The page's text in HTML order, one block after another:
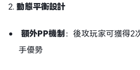
2. 動態平衡設計
額外PP機制：後攻玩家可獲得2
手優勢